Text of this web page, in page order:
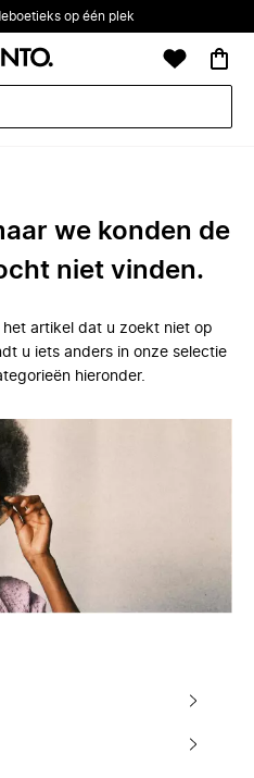
op één plek
we konden de
niet vinden.
artikel dat u zoekt niet op
u iets anders in onze selectie
hieronder.